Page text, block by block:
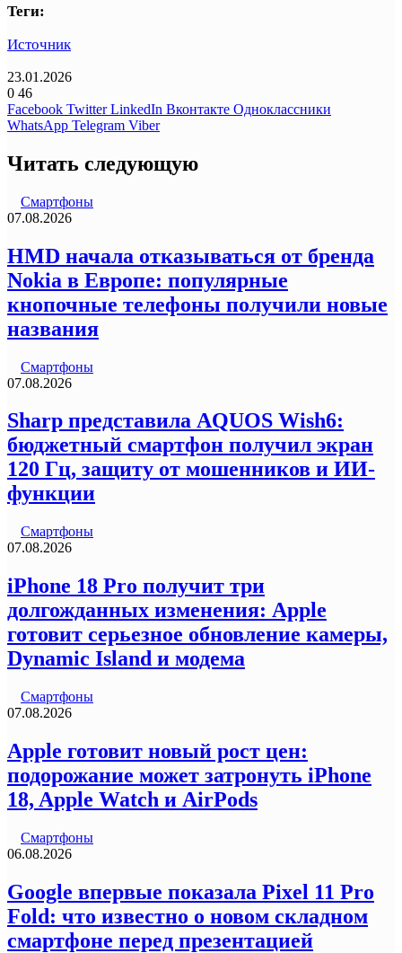
Теги:
Источник
23.01.2026
0 46
Facebook Twitter LinkedIn Вконтакте Одноклассники
WhatsApp Telegram Viber
Читать следующую
Смартфоны
07.08.2026
HMD начала отказываться от бренда
Nokia в Европе: популярные
кнопочные телефоны получили новые
названия
Смартфоны
07.08.2026
Sharp представила AQUOS Wish6:
бюджетный смартфон получил экран
120 Гц, защиту от мошенников и ИИ-
функции
Смартфоны
07.08.2026
iPhone 18 Pro получит три
долгожданных изменения: Apple
готовит серьезное обновление камеры,
Dynamic Island и модема
Смартфоны
07.08.2026
Apple готовит новый рост цен:
подорожание может затронуть iPhone
18, Apple Watch и AirPods
Смартфоны
06.08.2026
Google впервые показала Pixel 11 Pro
Fold: что известно о новом складном
смартфоне перед презентацией